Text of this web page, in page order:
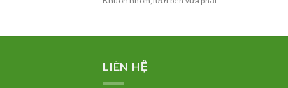
LIÊN HỆ